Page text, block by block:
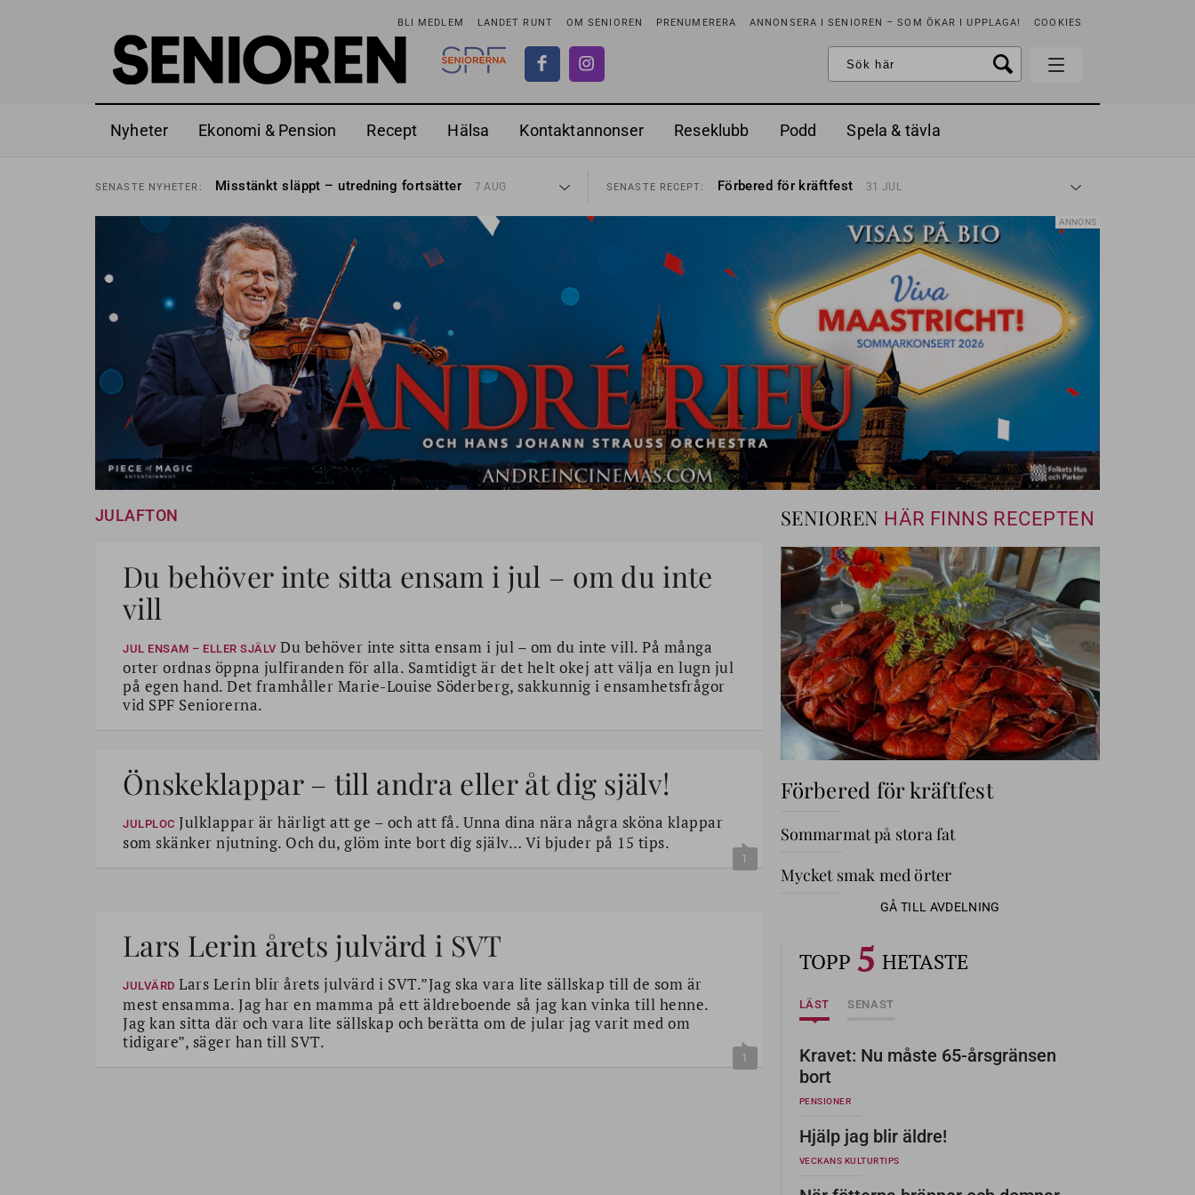
BLI MEDLEM LANDET RUNT OM SENIOREN PRENUMERERA ANNONSERA I SENIOREN – SOM ÖKAR I UPPLAGA! COOKIES
Nyheter Ekonomi & Pension Recept Hälsa Kontaktannonser Reseklubb Podd Spela & tävla
SENASTE NYHETER: Misstänkt släppt – utredning fortsätter 7 AUG
SENASTENYHETER: Kravet: Nu måste 65-årsgränsen bort 30 JUL
SENASTENYHETER: Dom öppnar för rätt till garantipension 30 JUL
Snart kan telefonförsäljning förbjudas i Sverige
NYHETER: Hyror rusar ifrån äldres bostadstillägg
SENASTE NYHETER: Liten höjning av garantipensionen
SENASTE NYHETER: Misstänkt släppt – utredning fortsätter
SENASTE RECEPT: Förbered för kräftfest 31 JUL
SENASTE RECEPT: Sommarmat på stora fat 3 JUL
Timjankokta jordgubbar med vaniljglass 18 JUN
Mycket smak med örter 13 JUN
SENASTE RECEPT: Mums med munsbitar 3 MAJ
SENASTE RECEPT: Ranchdipp med gräddfil, dill och persilja 2 MAJ
Förbered för kräftfest 31 JUL
ANNONS
JULAFTON
Du behöver inte sitta ensam i jul – om du inte
vill
JUL ENSAM – ELLER SJÄLV Du behöver inte sitta ensam i jul – om du inte vill. På många
orter ordnas öppna julfiranden för alla. Samtidigt är det helt okej att välja en lugn jul
på egen hand. Det framhåller Marie-Louise Söderberg, sakkunnig i ensamhetsfrågor
vid SPF Seniorerna.
Önskeklappar – till andra eller åt dig själv!
JULPLOC Julklappar är härligt att ge – och att få. Unna dina nära några sköna klappar
som skänker njutning. Och du, glöm inte bort dig själv… Vi bjuder på 15 tips.
1
Lars Lerin årets julvärd i SVT
JULVÄRD Lars Lerin blir årets julvärd i SVT.”Jag ska vara lite sällskap till de som är
mest ensamma. Jag har en mamma på ett äldreboende så jag kan vinka till henne.
Jag kan sitta där och vara lite sällskap och berätta om de jular jag varit med om
tidigare”, säger han till SVT.
1
SENIOREN HÄR FINNS RECEPTEN
Förbered för kräftfest
Sommarmat på stora fat
Mycket smak med örter
GÅ TILL AVDELNING
TOPP 5 HETASTE
LÄST SENAST
Kravet: Nu måste 65-årsgränsen
bort
PENSIONER
Hjälp jag blir äldre!
VECKANS KULTURTIPS